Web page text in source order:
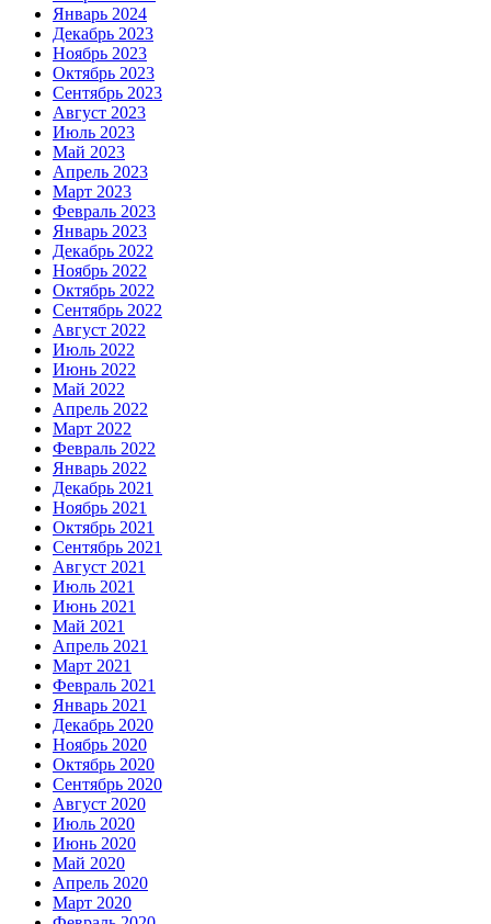
Январь 2024
Декабрь 2023
Ноябрь 2023
Октябрь 2023
Сентябрь 2023
Август 2023
Июль 2023
Май 2023
Апрель 2023
Март 2023
Февраль 2023
Январь 2023
Декабрь 2022
Ноябрь 2022
Октябрь 2022
Сентябрь 2022
Август 2022
Июль 2022
Июнь 2022
Май 2022
Апрель 2022
Март 2022
Февраль 2022
Январь 2022
Декабрь 2021
Ноябрь 2021
Октябрь 2021
Сентябрь 2021
Август 2021
Июль 2021
Июнь 2021
Май 2021
Апрель 2021
Март 2021
Февраль 2021
Январь 2021
Декабрь 2020
Ноябрь 2020
Октябрь 2020
Сентябрь 2020
Август 2020
Июль 2020
Июнь 2020
Май 2020
Апрель 2020
Март 2020